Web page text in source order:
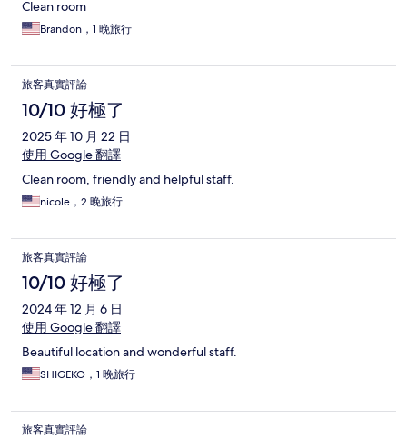
Clean room
Brandon，1 晚旅行
旅客真實評論
10/10 好極了
2025 年 10 月 22 日
使用 Google 翻譯
Clean room, friendly and helpful staff.
nicole，2 晚旅行
旅客真實評論
10/10 好極了
2024 年 12 月 6 日
使用 Google 翻譯
Beautiful location and wonderful staff.
SHIGEKO，1 晚旅行
旅客真實評論